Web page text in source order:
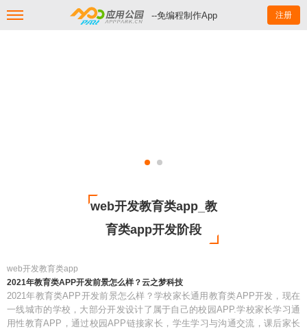
--免编程制作App 注册
web开发教育类app_教
育类app开发阶段
web开发教育类app
2021年教育类APP开发前景怎么样？云之梦科技
2021年教育类APP开发前景怎么样？学校家长通用教育类APP开发，现在
一线城市的学校，大部分开发设计了属于自己的校园APP.学校家长学习通
用性教育APP，通过校园APP链接家长，学生学习与沟通交流，课后家长